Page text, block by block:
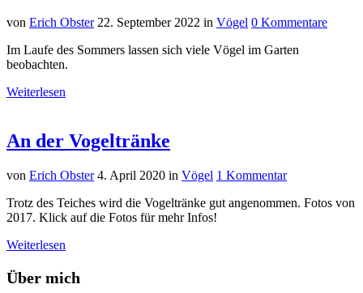
von Erich Obster 22. September 2022 in Vögel 0 Kommentare
Im Laufe des Sommers lassen sich viele Vögel im Garten
beobachten.
Weiterlesen
An der Vogeltränke
von Erich Obster 4. April 2020 in Vögel 1 Kommentar
Trotz des Teiches wird die Vogeltränke gut angenommen. Fotos von
2017. Klick auf die Fotos für mehr Infos!
Weiterlesen
Über mich